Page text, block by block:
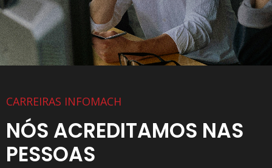
CARREIRAS INFOMACH
NÓS ACREDITAMOS NAS
PESSOAS